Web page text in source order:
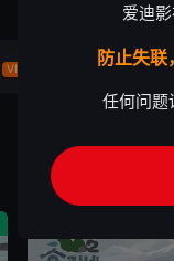
VIP 第4集
爱迪
防止失联
任何问题